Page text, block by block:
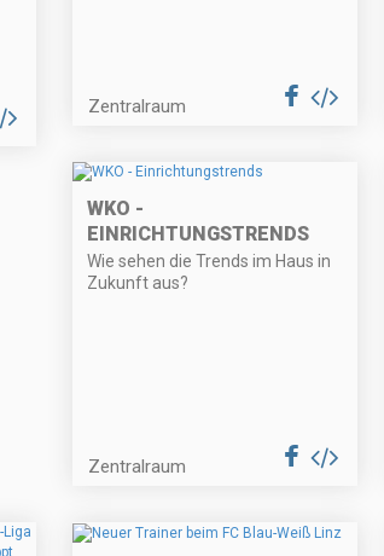
Zentralraum
WKO -
EINRICHTUNGSTRENDS
Wie sehen die Trends im Haus in
Zukunft aus?
Zentralraum